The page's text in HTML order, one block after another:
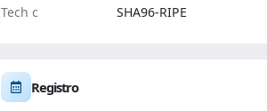
Tech c SHA96-RIPE
Registro